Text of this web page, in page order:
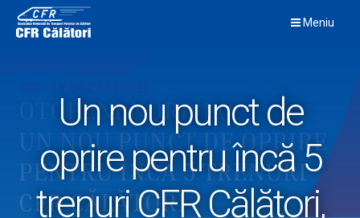
content
Meniu
Un nou punct de
oprire pentru încă 5
trenuri CFR Călători,